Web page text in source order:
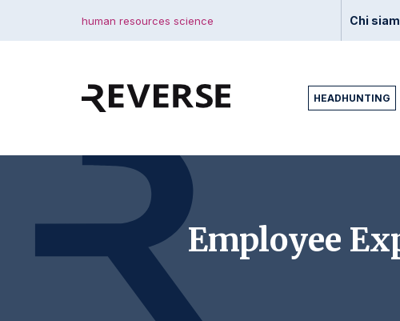
human resources science Chi
HEADHUNTING
Employee